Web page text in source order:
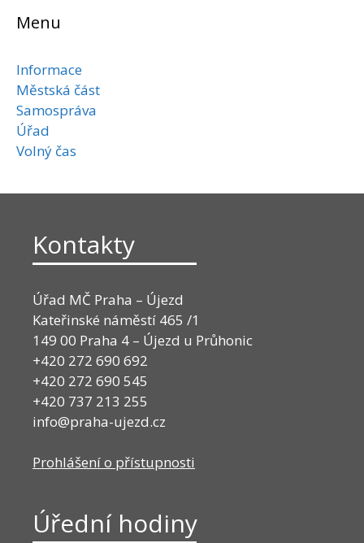
Menu
Informace
Městská část
Samospráva
Úřad
Volný čas
Kontakty
Úřad MČ Praha – Újezd
Kateřinské náměstí 465 /1
149 00 Praha 4 – Újezd u Průhonic
+420 272 690 692
+420 272 690 545
+420 737 213 255
info@praha-ujezd.cz
Prohlášení o přístupnosti
Úřední hodiny